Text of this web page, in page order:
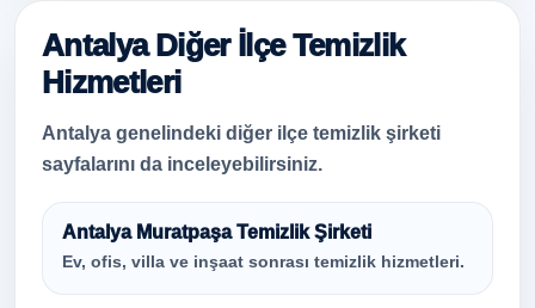
Antalya Diğer İlçe Temizlik
Hizmetleri
Antalya genelindeki diğer ilçe temizlik şirketi
sayfalarını da inceleyebilirsiniz.
Antalya Muratpaşa Temizlik Şirketi
Ev, ofis, villa ve inşaat sonrası temizlik hizmetleri.